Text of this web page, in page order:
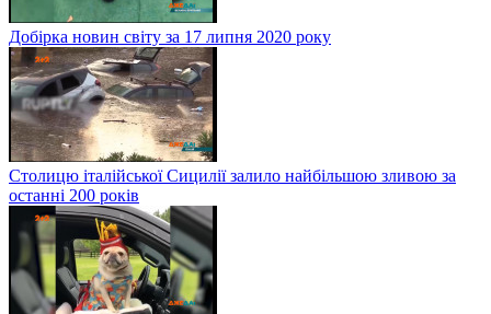
Добірка новин світу за 17 липня 2020 року
Столицю італійської Сицилії залило найбільшою зливою за
останні 200 років